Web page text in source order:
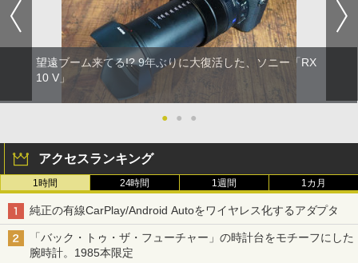
望遠ブーム来てる!? 9年ぶりに大復活した、ソニー「RX
10 V」
● ● ●
アクセスランキング
1時間 24時間 1週間 1カ月
純正の有線CarPlay/Android Autoをワイヤレス化するアダプタ
「バック・トゥ・ザ・フューチャー」の時計台をモチーフにした
腕時計。1985本限定